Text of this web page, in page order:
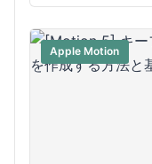
Apple Motion